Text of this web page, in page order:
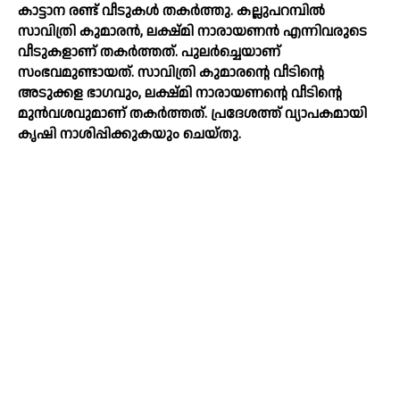
കാട്ടാന രണ്ട് വീടുകള്‍ തകര്‍ത്തു. കല്ലുപറമ്പില്‍
സാവിത്രി കുമാരന്‍, ലക്ഷ്മി നാരായണന്‍ എന്നിവരുടെ
വീടുകളാണ് തകര്‍ത്തത്. പുലര്‍ച്ചെയാണ്
സംഭവമുണ്ടായത്. സാവിത്രി കുമാരന്റെ വീടിന്റെ
അടുക്കള ഭാഗവും, ലക്ഷ്മി നാരായണന്റെ വീടിന്റെ
മുന്‍വശവുമാണ് തകര്‍ത്തത്. പ്രദേശത്ത് വ്യാപകമായി
കൃഷി നാശിപ്പിക്കുകയും ചെയ്തു.